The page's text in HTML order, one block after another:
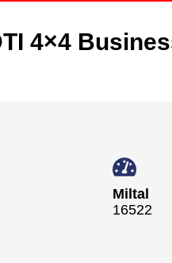
4×4
Miltal
16522